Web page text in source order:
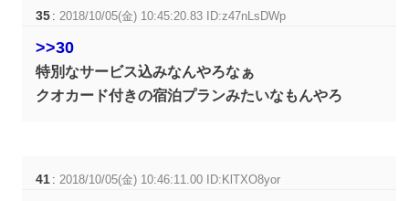
35 :2018/10/05(金) 10:45:20.83 ID:z47nLsDWp
>>30
特別なサービス込みなんやろなぁ
クオカード付きの宿泊プランみたいなもんやろ
41 :2018/10/05(金) 10:46:11.00 ID:KlTXO8yor